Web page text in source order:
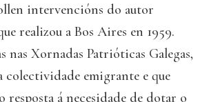
intervencións do autor
realizou a Bos Aires en 1959.
nas Xornadas Patrióticas Galegas,
colectividade emigrante e que
resposta á necesidade de dotar o